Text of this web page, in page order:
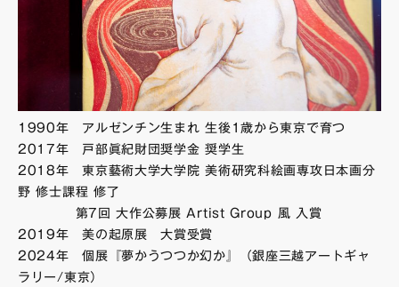
1990年 アルゼンチン生まれ 生後1歳から東京で育つ
2017年 戸部眞紀財団奨学金 奨学生
2018年 東京藝術大学大学院 美術研究科絵画専攻日本画分
野 修士課程 修了
第7回 大作公募展 Artist Group 風 入賞
2019年 美の起原展 大賞受賞
2024年 個展『夢かうつつか幻か』（銀座三越アートギャ
ラリー/東京）